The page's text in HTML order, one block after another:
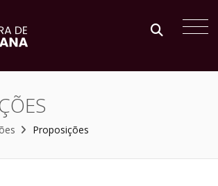
Proposições